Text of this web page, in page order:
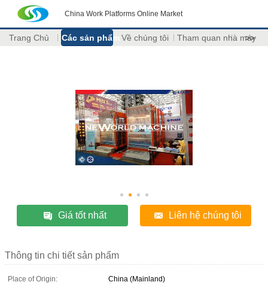
China Work Platforms Online Market
Trang Chủ Các sản phẩm Về chúng tôi Tham quan nhà máy
>>
Giá tốt nhất Liên hệ chúng tôi
Thông tin chi tiết sản phẩm
Place of Origin:
China (Mainland)